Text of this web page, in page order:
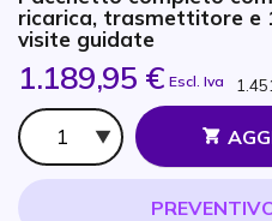
ricarica, trasmettitore e
visite guidate
1.189,95 € Escl. Iva
Qtà